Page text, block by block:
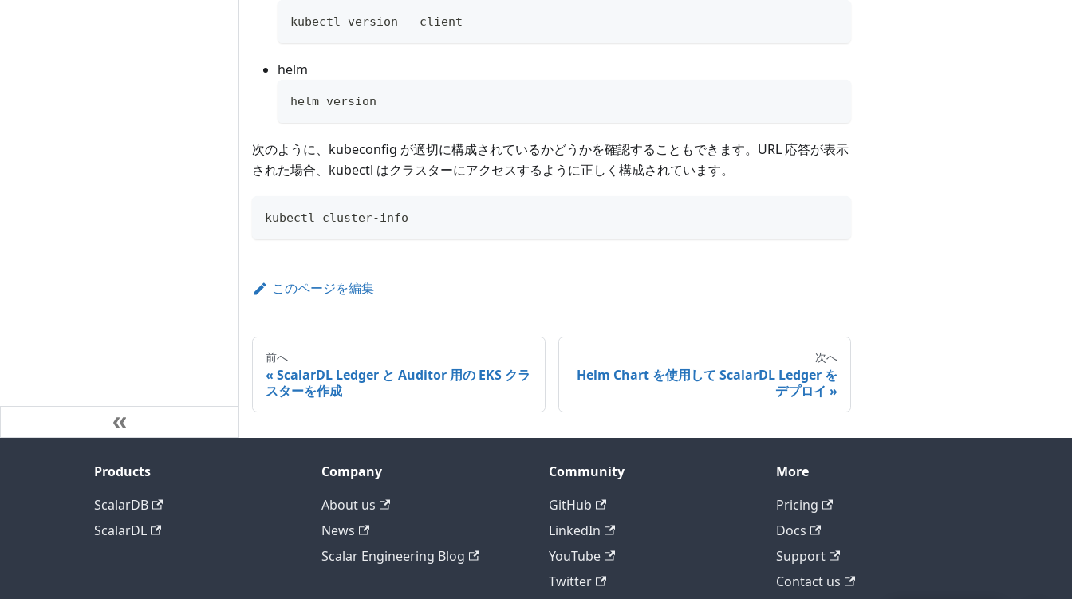
kubectl version --client
helm
helm version
次のように、kubeconfig が適切に構成されているかどうかを確認することもできます。URL 応答が表示
された場合、kubectl はクラスターにアクセスするように正しく構成されています。
kubectl cluster-info
このページを編集
前へ
ScalarDL Ledger と Auditor 用の EKS クラ
スターを作成
次へ
Helm Chart を使用して ScalarDL Ledger を
デプロイ
Products
ScalarDB
ScalarDL
Company
About us
News
Scalar Engineering Blog
Community
GitHub
LinkedIn
YouTube
Twitter
More
Pricing
Docs
Support
Contact us